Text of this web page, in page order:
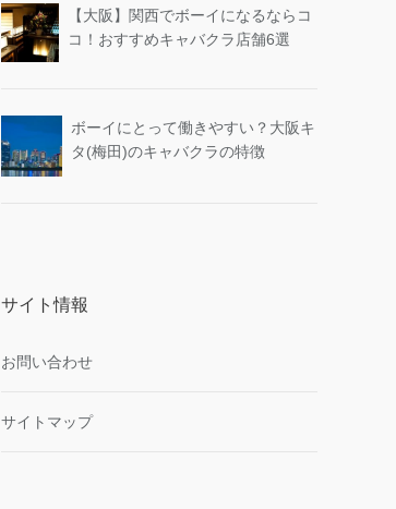
【大阪】関西でボーイになるならコ
コ！おすすめキャバクラ店舗6選
ボーイにとって働きやすい？大阪キ
タ(梅田)のキャバクラの特徴
サイト情報
お問い合わせ
サイトマップ